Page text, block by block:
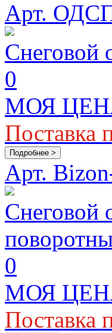
Арт.
Снеговой
0
МОЯ
Поставка
Подробнее >
Арт.
Снеговой
0
МОЯ
Поставка